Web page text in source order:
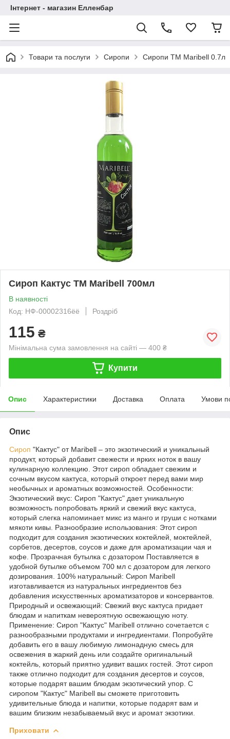
Інтернет - магазин Елленбар
Товари та послуги Сиропи Сиропи ТМ Maribell 0.7л
Сироп Кактус TM Maribell 700мл
В наявності
Код: НФ-00002316ёё
Роздріб
115 ₴
Мінімальна сума замовлення на сайті — 400 ₴
Купити
Опис Характеристики Доставка Оплата Умови
Опис
Сироп "Кактус" от Maribell – это экзотический и уникальный
продукт, который добавит свежести и ярких ноток в вашу
кулинарную коллекцию. Этот сироп обладает свежим и
сочным вкусом кактуса, который откроет перед вами мир
необычных и ароматных возможностей. Особенности:
Экзотический вкус: Сироп "Кактус" дает уникальную
возможность попробовать яркий и свежий вкус кактуса,
который слегка напоминает микс из манго и груши с нотками
мякоти кивы. Разнообразие использования: Этот сироп
подходит для создания экзотических коктейлей, моктейлей,
сорбетов, десертов, соусов и даже для ароматизации чая и
кофе. Прозрачная бутылка с дозатором Поставляется в
удобной бутылке объемом 700 мл с дозатором для легкого
дозирования. 100% натуральный: Сироп Maribell
изготавливается из натуральных ингредиентов без
добавления искусственных ароматизаторов и консервантов.
Природный и освежающий: Свежий вкус кактуса придает
блюдам и напиткам невероятную освежающую ноту.
Применение: Сироп "Кактус" Maribell отлично сочетается с
разнообразными продуктами и ингредиентами. Попробуйте
добавить его в вашу любимую лимонадную смесь для
освежения в жаркий день или создайте оригинальный
коктейль, который приятно удивит ваших гостей. Этот сироп
также отлично подходит для создания десертов и соусов,
которые подарят вашим блюдам экзотический упор. С
сиропом "Кактус" Maribell вы сможете приготовить
удивительные блюда и напитки, которые подарят вам и
вашим близким незабываемый вкус и аромат экзотики.
Приховати